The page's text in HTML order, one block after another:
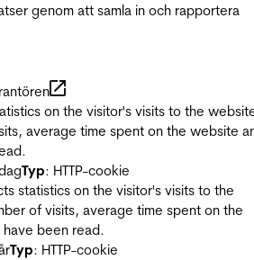
genom att samla in och rapportera
on the visitor's visits to the
average time spent on the website
Typ: HTTP-cookie
statistics on the visitor's visits to the
of visits, average time spent on the
been read.
Typ: HTTP-cookie